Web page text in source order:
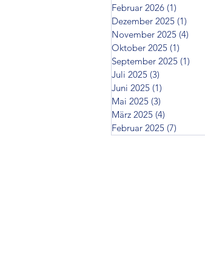
Februar 2026 (1)
Dezember 2025 (1)
November 2025 (4)
Oktober 2025 (1)
September 2025 (1)
Juli 2025 (3)
Juni 2025 (1)
Mai 2025 (3)
März 2025 (4)
Februar 2025 (7)